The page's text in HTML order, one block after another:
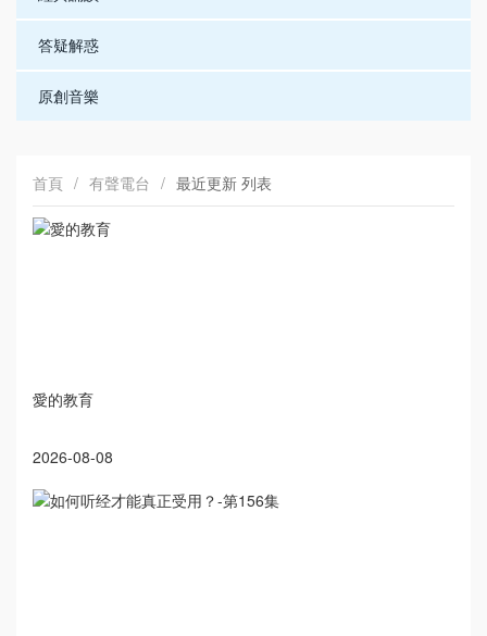
答疑解惑
原創音樂
首頁 / 有聲電台 / 最近更新 列表
愛的教育
2026-08-08